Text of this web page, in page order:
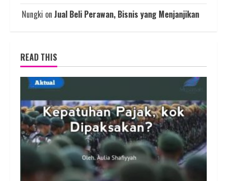
Nungki on Jual Beli Perawan, Bisnis yang Menjanjikan
READ THIS